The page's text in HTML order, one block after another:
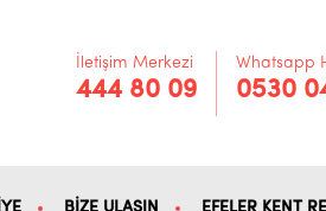
İletişim Merkezi
444 80 09
Whatsapp
0530
BİZE ULAŞIN EFELER KENT